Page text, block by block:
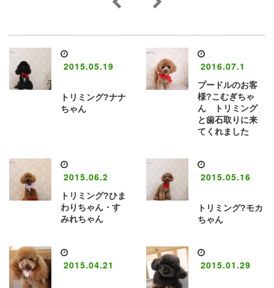
2015.05.19
トリミング?ナナ
ちゃん
2016.07.1
プードルのお客
様?こむぎちゃ
ん トリミング
と歯石取りに来
てくれました
2015.06.2
トリミング?ひま
わりちゃん・す
みれちゃん
2015.05.16
トリミング?モカ
ちゃん
2015.04.21 2015.01.29